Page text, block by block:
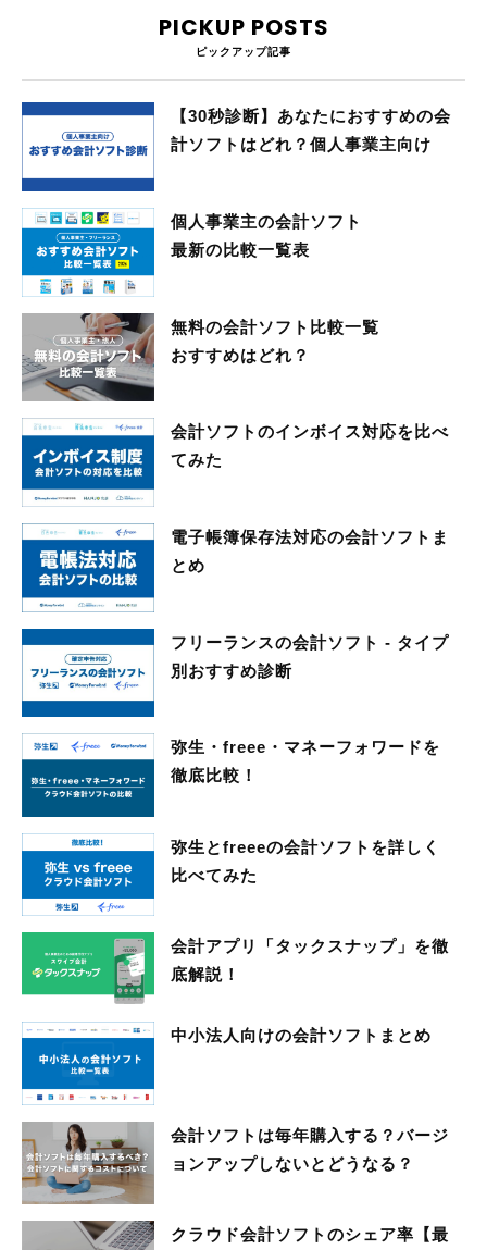
PICKUP POSTS
ピックアップ記事
【30秒診断】あなたにおすすめの会
計ソフトはどれ？個人事業主向け
個人事業主の会計ソフト
最新の比較一覧表
無料の会計ソフト比較一覧
おすすめはどれ？
会計ソフトのインボイス対応を比べ
てみた
電子帳簿保存法対応の会計ソフトま
とめ
フリーランスの会計ソフト - タイプ
別おすすめ診断
弥生・freee・マネーフォワードを
徹底比較！
弥生とfreeeの会計ソフトを詳しく
比べてみた
会計アプリ「タックスナップ」を徹
底解説！
中小法人向けの会計ソフトまとめ
会計ソフトは毎年購入する？バージ
ョンアップしないとどうなる？
クラウド会計ソフトのシェア率【最